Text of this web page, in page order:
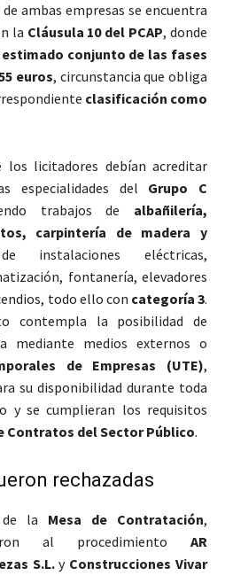
ambas empresas se encuentra
la Cláusula 10 del PCAP, donde
conjunto de las fases
euros, circunstancia que obliga
clasificación como
los licitadores debían acreditar
especialidades del Grupo C
trabajos de albañilería,
carpintería de madera y
instalaciones eléctricas,
fontanería, elevadores
todo ello con categoría 3.
contempla la posibilidad de
mediante medios externos o
de Empresas (UTE),
su disponibilidad durante toda
y se cumplieran los requisitos
Contratos del Sector Público.
rechazadas
de la Mesa de Contratación,
al procedimiento AR
S.L.y Construcciones Vivar